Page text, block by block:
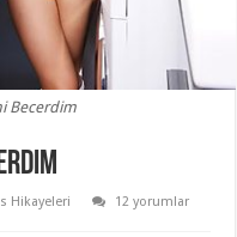
Becerdim
Hikayeleri
12 yorumlar